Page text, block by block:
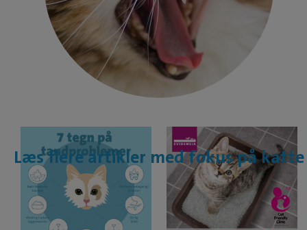
Læs flere artikler med fokus på katte